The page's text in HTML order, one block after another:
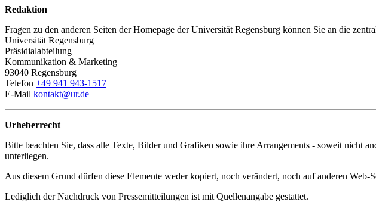
Redaktion
Fragen zu den anderen Seiten der Homepage der Universität Regensburg können Sie an die
Universität Regensburg
Präsidialabteilung
Kommunikation & Marketing
93040 Regensburg
Telefon +49 941 943-1517
E-Mail kontakt@ur.de
Urheberrecht
Bitte beachten Sie, dass alle Texte, Bilder und Grafiken sowie ihre Arrangements - soweit nicht
unterliegen.
Aus diesem Grund dürfen diese Elemente weder kopiert, noch verändert, noch auf anderen Web-
Lediglich der Nachdruck von Pressemitteilungen ist mit Quellenangabe gestattet.